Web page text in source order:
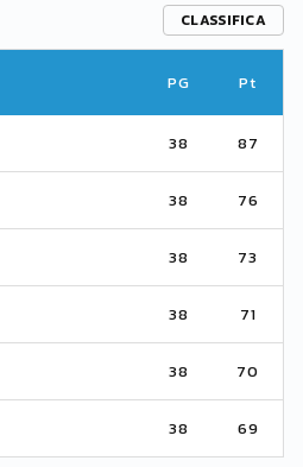
CLASSIFICA
PG Pt
38 87
38 76
38 73
38 71
38 70
38 69